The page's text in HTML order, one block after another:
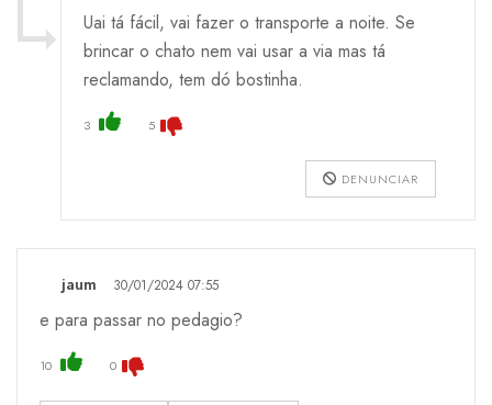
Uai tá fácil, vai fazer o transporte a noite. Se
brincar o chato nem vai usar a via mas tá
reclamando, tem dó bostinha.
3 5
DENUNCIAR
jaum 30/01/2024 07:55
e para passar no pedagio?
10 0